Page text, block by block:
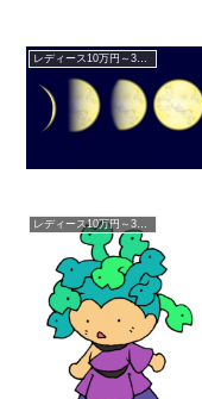
レディース10万円～30万円